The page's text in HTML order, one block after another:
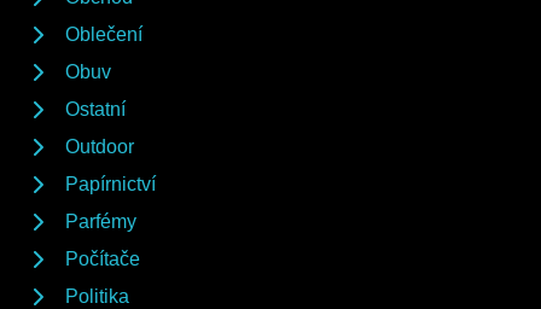
Oblečení
Obuv
Ostatní
Outdoor
Papírnictví
Parfémy
Počítače
Politika